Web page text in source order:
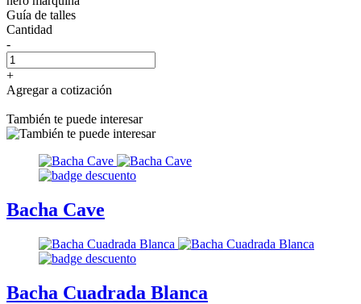
Guía de talles
Cantidad
-
+
Agregar a cotización
También te puede interesar
Bacha Cave
Bacha Cuadrada Blanca